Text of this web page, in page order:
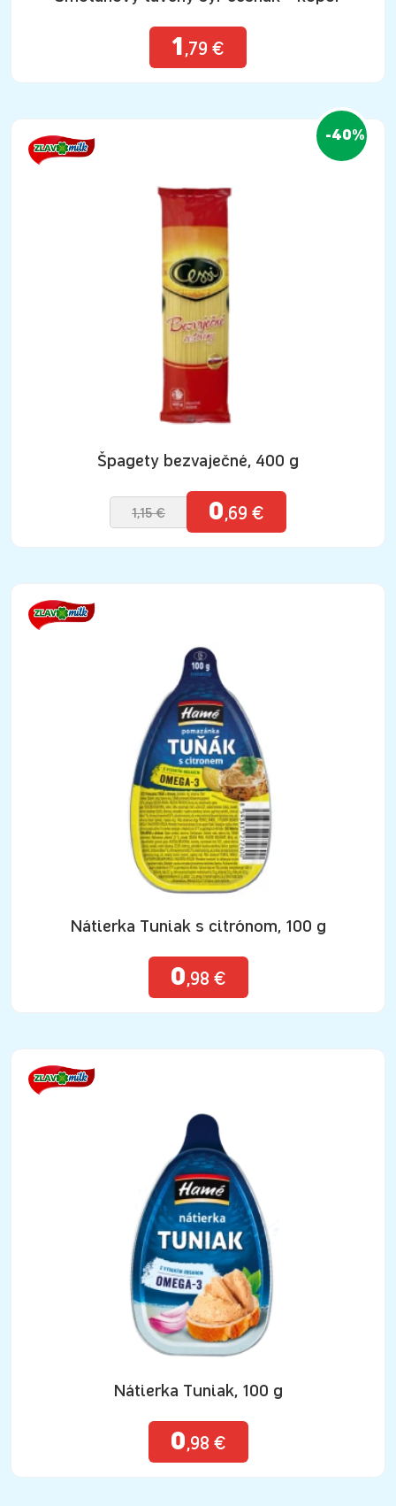
1 ,79 €
-40%
Špagety bezvaječné, 400 g
1,15 € 0,69 €
Nátierka Tuniak s citrónom, 100 g
0 ,98 €
Nátierka Tuniak, 100 g
0,98 €